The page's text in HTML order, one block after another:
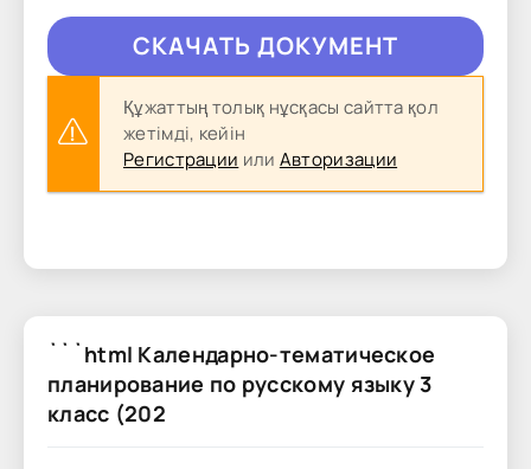
CКAЧAТЬ ДОКУМЕНТ
Құжаттың толық нұсқасы сайтта қол
жетімді, кейін
Регистрации или Авторизации
```html Календарно-тематическое
планирование по русскому языку 3
класс (202